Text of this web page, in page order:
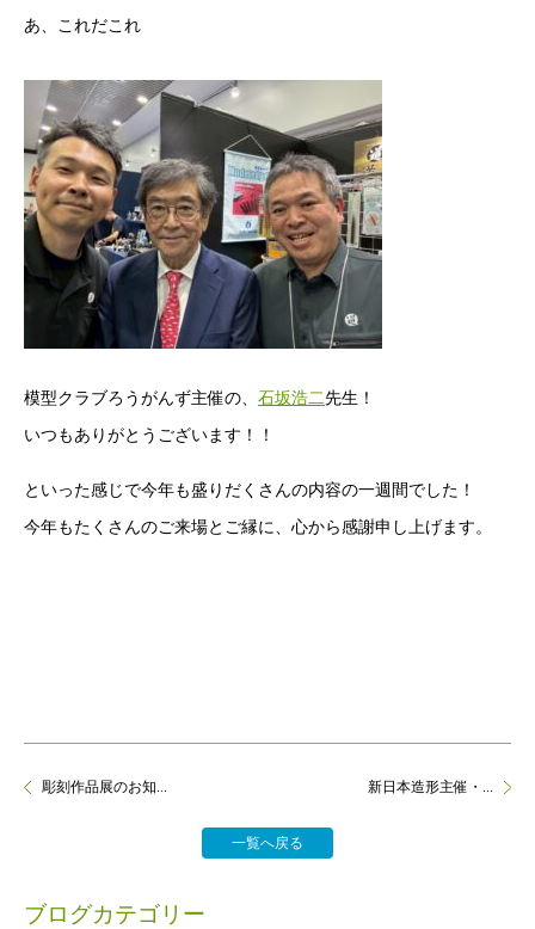
あ、これだこれ
模型クラブろうがんず主催の、 石坂浩二先生！
いつもありがとうございます！！
といった感じで今年も盛りだくさんの内容の一週間でした！
今年もたくさんのご来場とご縁に、心から感謝申し上げます。
彫刻作品展のお知...
一覧へ戻る
新日本造形主催・...
ブログカテゴリー